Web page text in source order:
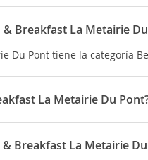
Breakfast La Metairie
Du Pont tiene la categoría
La Metairie Du
Hermine está a menos de
se encuentra a 5,3 km
Breakfast La Metairie